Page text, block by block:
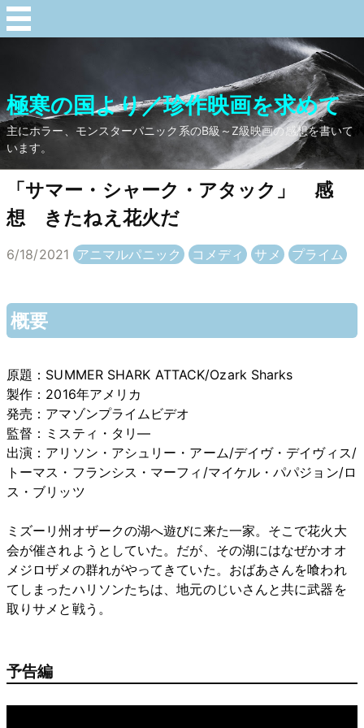
極寒の国より／珍作映画を求めて
主にホラー、モンスターパニック系のB級～Z級映画の感想を書いて
います。
「サマー・シャーク・アタック」 感
想 きたねえ花火だ
6/18/2021 アニマルパニック コメディ サメ プライム
概要
原題：SUMMER SHARK ATTACK/Ozark Sharks
製作：2016年アメリカ
発売：アマゾンプライムビデオ
監督：ミスティ・タリ―
出演：アリソン・アシュリー・アーム/デイヴ・デイヴィス/
トーマス・フランシス・マーフィ/マイケル・パパジョン/ロ
ス・ブリッツ
ミズーリ州オザークの湖へ遊びに来た一家。そこで花火大
会が催されようとしていた。だが、その湖にはなぜかオオ
メジロザメの群れがやってきていた。おばあさんを喰われ
てしまったハリソンたちは、地元のじいさんと共に武器を
取りサメと戦う。
予告編